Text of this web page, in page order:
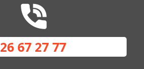
26 67 27 77